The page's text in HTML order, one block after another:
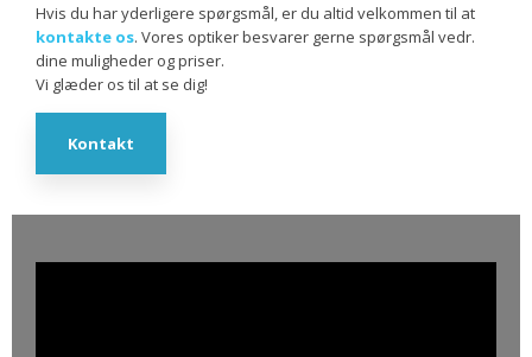
Hvis du har yderligere spørgsmål, er du altid velkommen til at
kontakte os. Vores optiker besvarer gerne spørgsmål vedr.
dine muligheder og priser.
​Vi glæder os til at se dig!​
Kontakt